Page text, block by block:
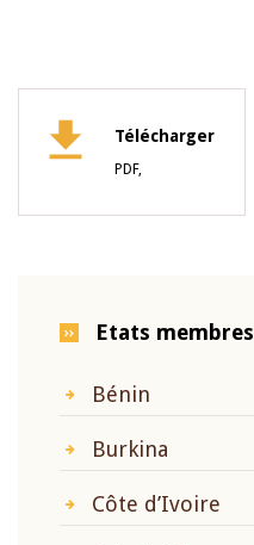
Télécharger
PDF,
Etats membres
Bénin
Burkina
Côte d’Ivoire